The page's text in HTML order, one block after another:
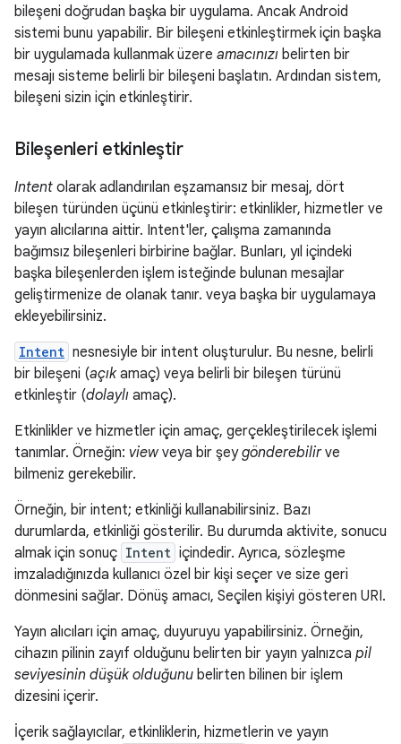
bileşeni doğrudan başka bir uygulama. Ancak Android
sistemi bunu yapabilir. Bir bileşeni etkinleştirmek için başka
bir uygulamada kullanmak üzere amacınızı belirten bir
mesajı sisteme belirli bir bileşeni başlatın. Ardından sistem,
bileşeni sizin için etkinleştirir.
Bileşenleri etkinleştir
Intent olarak adlandırılan eşzamansız bir mesaj, dört
bileşen türünden üçünü etkinleştirir: etkinlikler, hizmetler ve
yayın alıcılarına aittir. Intent'ler, çalışma zamanında
bağımsız bileşenleri birbirine bağlar. Bunları, yıl içindeki
başka bileşenlerden işlem isteğinde bulunan mesajlar
geliştirmenize de olanak tanır. veya başka bir uygulamaya
ekleyebilirsiniz.
Intent nesnesiyle bir intent oluşturulur. Bu nesne, belirli
bir bileşeni (açıkamaç) veya belirli bir bileşen türünü
etkinleştir (dolaylı amaç).
Etkinlikler ve hizmetler için amaç, gerçekleştirilecek işlemi
tanımlar. Örneğin: viewveya bir şeygönderebilirve
bilmeniz gerekebilir.
Örneğin, bir intent; etkinliği kullanabilirsiniz. Bazı
durumlarda, etkinliği gösterilir. Bu durumda aktivite, sonucu
almak için sonuç Intent içindedir. Ayrıca, sözleşme
imzaladığınızda kullanıcı özel bir kişi seçer ve size geri
dönmesini sağlar. Dönüş amacı, Seçilen kişiyi gösteren URI.
Yayın alıcıları için amaç, duyuruyu yapabilirsiniz. Örneğin,
cihazın pilinin zayıf olduğunu belirten bir yayın yalnızca pil
seviyesinin düşük olduğunu belirten bilinen bir işlem
dizesini içerir.
İçerik sağlayıcılar, etkinliklerin, hizmetlerin ve yayın